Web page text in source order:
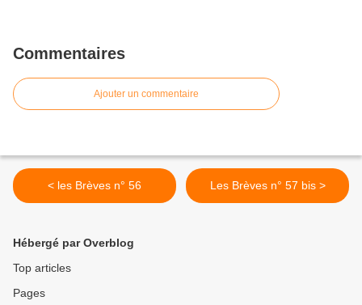
Commentaires
Ajouter un commentaire
< les Brèves n° 56 Les Brèves n° 57 bis >
Hébergé par Overblog
Top articles
Pages